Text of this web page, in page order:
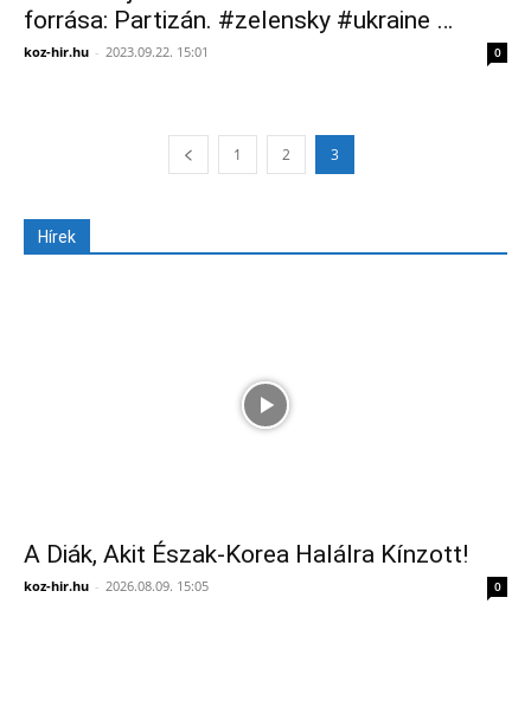
forrása: Partizán. #zelensky #ukraine …
koz-hir.hu - 2023.09.22. 15:01 0
1 2 3
Hírek
A Diák, Akit Észak-Korea Halálra Kínzott!
koz-hir.hu - 2026.08.09. 15:05 0